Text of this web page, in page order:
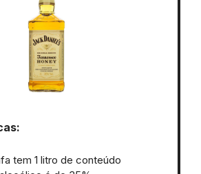
tem 1 litro de conteúdo